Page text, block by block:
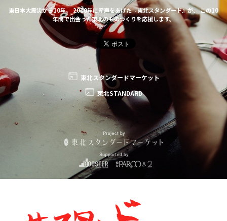
東日本大震災から10年。2010年に産声をあげた『東北スタンダード』が、この10
年間で出会った東北のものづくりを応援します。
東北スタンダードマーケット
東北STANDARD